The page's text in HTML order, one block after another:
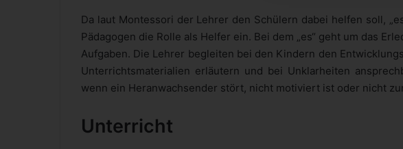
Da laut Montessori der Lehrer den Schülern dabei helfen soll,
Pädagogen die Rolle als Helfer ein. Bei dem „es“ geht um das
Aufgaben. Die Lehrer begleiten bei den Kindern den
Unterrichtsmaterialien erläutern und bei Unklarheiten
wenn ein Heranwachsender stört, nicht motiviert ist oder nicht
Unterricht